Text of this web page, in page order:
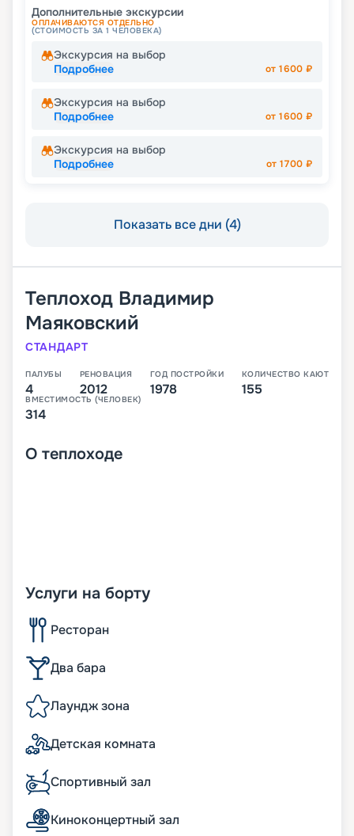
Дополнительные экскурсии
ОПЛАЧИВАЮТСЯ ОТДЕЛЬНО
(СТОИМОСТЬ ЗА 1 ЧЕЛОВЕКА)
Экскурсия на выбор
Подробнее
от1600 ₽
Экскурсия на выбор
Подробнее
от1600 ₽
Экскурсия на выбор
Подробнее
от1700 ₽
Показать все дни (4)
Теплоход Владимир
Маяковский
СТАНДАРТ
ПАЛУБЫ
4
РЕНОВАЦИЯ
2012
ГОД ПОСТРОЙКИ
1978
КОЛИЧЕСТВО КАЮТ
155
ВМЕСТИМОСТЬ (ЧЕЛОВЕК)
314
О теплоходе
Услуги на борту
Ресторан
Два бара
Лаундж зона
Детская комната
Спортивный зал
Киноконцертный зал